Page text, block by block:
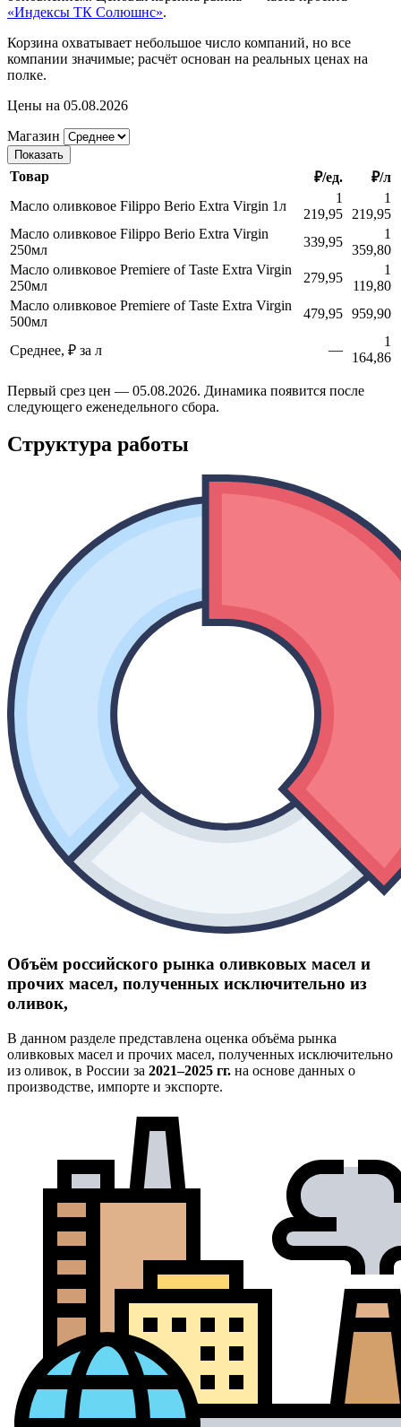
«Индексы ТК Солюшнс».
Корзина охватывает небольшое число компаний, но все
компании значимые; расчёт основан на реальных ценах на
полке.
Цены на 05.08.2026
Магазин
Показать
Товар ₽/ед.
₽/л
Масло оливковое Filippo Berio Extra Virgin 1л
1
219,95
1
219,95
Масло оливковое Filippo Berio Extra Virgin
250мл
339,95
1
359,80
Масло оливковое Premiere of Taste Extra Virgin
250мл
279,95
1
119,80
Масло оливковое Premiere of Taste Extra Virgin
500мл
479,95 959,90
Среднее, ₽ за л —
1
164,86
Первый срез цен — 05.08.2026. Динамика появится после
следующего еженедельного сбора.
Структура работы
Объём российского рынка оливковых масел и
прочих масел, полученных исключительно из
оливок,
В данном разделе представлена оценка объёма рынка
оливковых масел и прочих масел, полученных исключительно
из оливок, в России за 2021–2025 гг. на основе данных о
производстве, импорте и экспорте.